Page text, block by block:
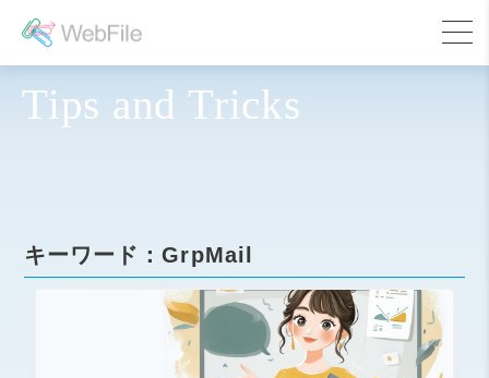
Tips and Tricks
キーワード：GrpMail